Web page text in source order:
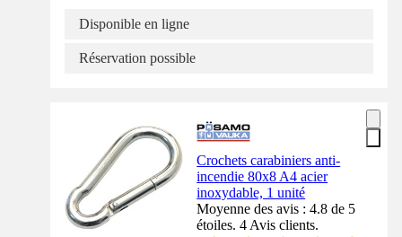
Disponible en ligne
Réservation possible
Crochets carabiniers anti-
incendie 80x8 A4 acier
inoxydable, 1 unité
Moyenne des avis : 4.8 de 5
étoiles. 4 Avis clients.